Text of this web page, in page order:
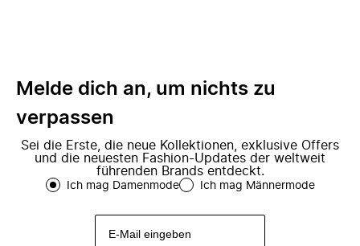
Melde dich an, um nichts zu
verpassen
Sei die Erste, die neue Kollektionen, exklusive Offers
und die neuesten Fashion-Updates der weltweit
führenden Brands entdeckt.
Ich mag Damenmode Ich mag Männermode